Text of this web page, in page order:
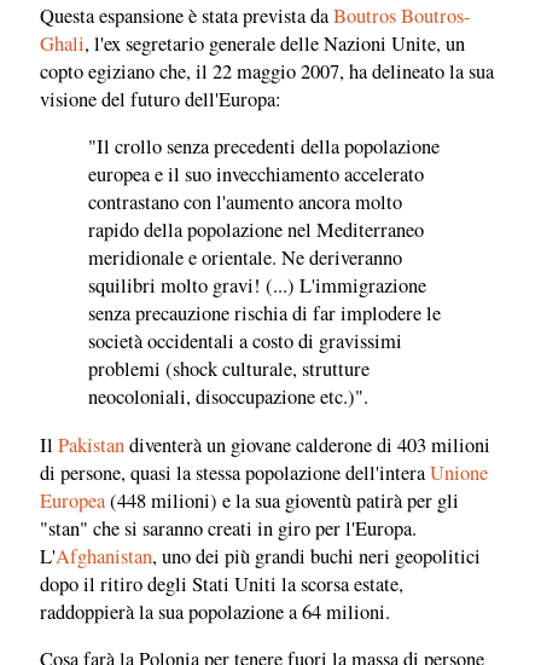
Questa espansione è stata prevista daBoutros Boutros-
Ghali, l'ex segretario generale delle Nazioni Unite, un
copto egiziano che, il 22 maggio 2007, ha delineato la sua
visione del futuro dell'Europa:
"Il crollo senza precedenti della popolazione
europea e il suo invecchiamento accelerato
contrastano con l'aumento ancora molto
rapido della popolazione nel Mediterraneo
meridionale e orientale. Ne deriveranno
squilibri molto gravi! (...) L'immigrazione
senza precauzione rischia di far implodere le
società occidentali a costo di gravissimi
problemi (shock culturale, strutture
neocoloniali, disoccupazione etc.)".
Il Pakistandiventerà un giovane calderone di 403 milioni
di persone, quasi la stessa popolazione dell'interaUnione
Europea(448 milioni) e la sua gioventù patirà per gli
"stan" che si saranno creati in giro per l'Europa.
L'Afghanistan, uno dei più grandi buchi neri geopolitici
dopo il ritiro degli Stati Uniti la scorsa estate,
raddoppierà la sua popolazione a 64 milioni.
Cosa farà la Polonia per tenere fuori la massa di persone